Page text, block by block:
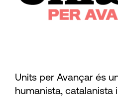
Units per Avançar és
humanista,